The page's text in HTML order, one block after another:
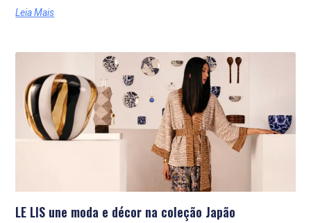
Leia Mais
LE LIS une moda e décor na coleção Japão